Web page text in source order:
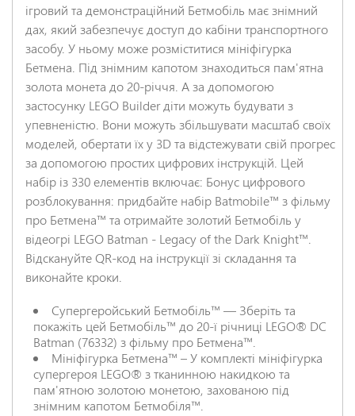
ігровий та демонстраційний Бетмобіль має знімний
дах, який забезпечує доступ до кабіни транспортного
засобу. У ньому може розміститися мініфігурка
Бетмена. Під знімним капотом знаходиться пам'ятна
золота монета до 20-річчя. А за допомогою
застосунку LEGO Builder діти можуть будувати з
упевненістю. Вони можуть збільшувати масштаб своїх
моделей, обертати їх у 3D та відстежувати свій прогрес
за допомогою простих цифрових інструкцій. Цей
набір із 330 елементів включає: Бонус цифрового
розблокування: придбайте набір Batmobile™ з фільму
про Бетмена™ та отримайте золотий Бетмобіль у
відеогрі LEGO Batman - Legacy of the Dark Knight™.
Відскануйте QR-код на інструкції зі складання та
виконайте кроки.
Супергеройський Бетмобіль™ — Зберіть та
покажіть цей Бетмобіль™ до 20-ї річниці LEGO® DC
Batman (76332) з фільму про Бетмена™.
Мініфігурка Бетмена™ – У комплекті мініфігурка
супергероя LEGO® з тканинною накидкою та
пам'ятною золотою монетою, захованою під
знімним капотом Бетмобіля™.
НАДІСЛАТИ ВІДГУК